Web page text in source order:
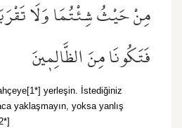
مِنْ حَيْثُ شِئْتُمَا وَلَا
فَتَكُونَا مِنَ الظَّالِم۪ينَ
yerleşin. İstediğiniz
yaklaşmayın, yoksa yanlış